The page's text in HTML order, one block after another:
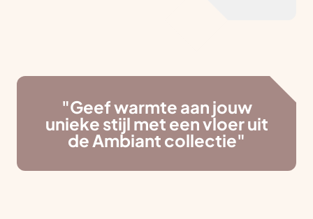
"Geef warmte aan jouw
unieke stijl met een vloer uit
de Ambiant collectie"